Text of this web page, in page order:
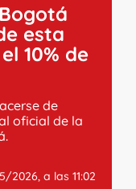
esta
10% de
de
oficial de la
2026, a las 11:02